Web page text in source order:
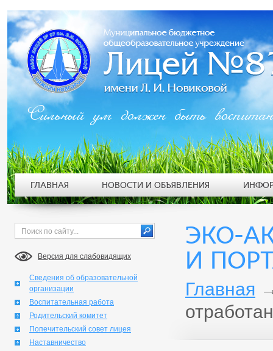
Версия для слабовидящих
Сведения об образовательной
организации
Воспитательная работа
Родительский комитет
Попечительский совет лицея
Наставничество
ЭКО-
И
Главная
Сильный ум должен быть
ГЛАВНАЯ НОВОСТИ И ОБЪЯВЛЕНИЯ